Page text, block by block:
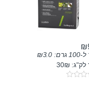
₪
גרם: ₪3.0
30₪